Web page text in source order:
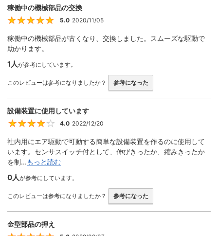
稼働中の機械部品の交換
5
5.0 2020/11/05
稼働中の機械部品が古くなり、交換しました。スムーズな駆動で
助かります。
1人が参考にしています。
このレビューは参考になりましたか？ 参考になった
設備装置に使用しています
4
4.0 2022/12/20
社内用にエア駆動で可動する簡単な設備装置を作るのに使用して
います。センサスイッチ付として、伸びきったか、縮みきったか
を制...もっと読む
0人が参考にしています。
このレビューは参考になりましたか？ 参考になった
金型部品の押え